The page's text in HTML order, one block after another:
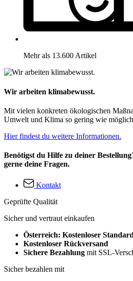
Mehr als 13.600 Artikel
Wir arbeiten klimabewusst.
Mit vielen konkreten ökologischen
Umwelt und Klima so gering wie
Hier findest du weitere Informationen.
Benötigst du Hilfe zu deiner
gerne deine Fragen.
Kontakt
Geprüfte Qualität
Sicher und vertraut einkaufen
Österreich: Kostenloser
Kostenloser Rückversand
Sichere Bezahlung mit SSL-
Sicher bezahlen mit